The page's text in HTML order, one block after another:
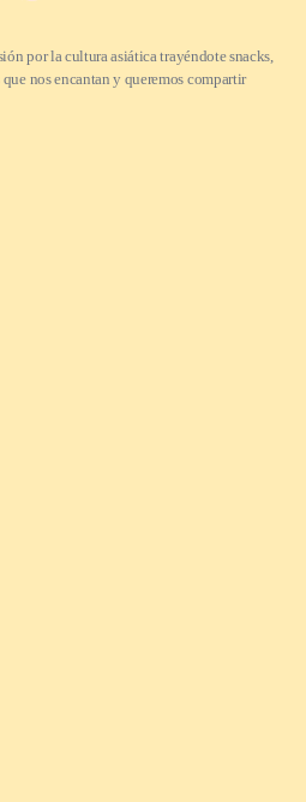
por la cultura asiática trayéndote snacks,
nos encantan y queremos compartir